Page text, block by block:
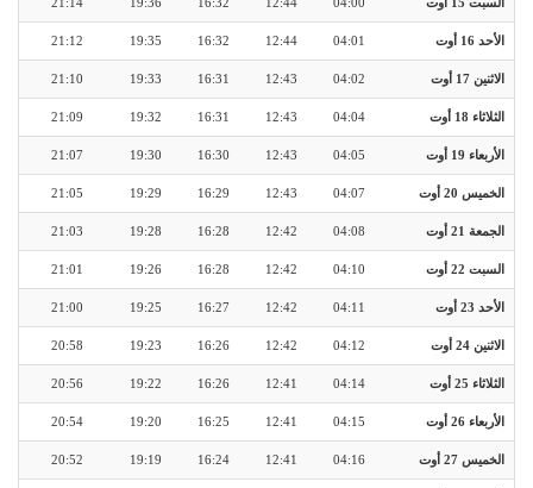
الأحد 16 أوت 04:01
12:44
16:32
19:35
21:12
الاثنين 17 أوت 04:02
12:43
16:31
19:33
21:10
الثلاثاء 18 أوت 04:04
12:43
16:31
19:32
21:09
الأربعاء 19 أوت 04:05
12:43
16:30
19:30
21:07
الخميس 20 أوت 04:07
12:43
16:29
19:29
21:05
الجمعة 21 أوت 04:08
12:42
16:28
19:28
21:03
السبت 22 أوت 04:10
12:42
16:28
19:26
21:01
الأحد 23 أوت 04:11
12:42
16:27
19:25
21:00
الاثنين 24 أوت 04:12
12:42
16:26
19:23
20:58
الثلاثاء 25 أوت 04:14
12:41
16:26
19:22
20:56
الأربعاء 26 أوت 04:15
12:41
16:25
19:20
20:54
الخميس 27 أوت 04:16
12:41
16:24
19:19
20:52